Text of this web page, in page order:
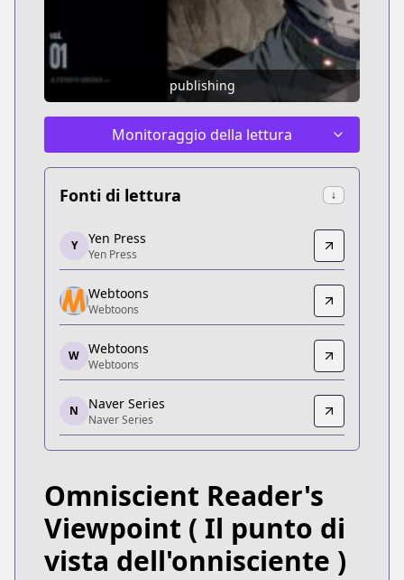
publishing
Monitoraggio della lettura
Fonti di lettura ↓
Yen Press
Yen Press
https://yenpress.com/series/omniscient-reader-
Webtoons
Webtoons
https://www.webtoons.com/de/fantasy/
Webtoons
Webtoons
https://manga.line.me/product/
Naver Series
Naver Series
Webtoons
Webtoons
https://www.webtoons.com/fr/fantasy/
Webtoons
Y Yen Press
Yen Press
Webtoons
Webtoons
W Webtoons
Webtoons
N Naver Series
Naver Series
Omniscient Reader's
Viewpoint ( Il punto di
vista dell'onnisciente )